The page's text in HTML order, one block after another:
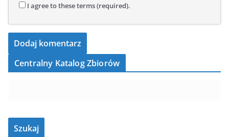
I agree to these terms (required).
Centralny Katalog Zbiorów